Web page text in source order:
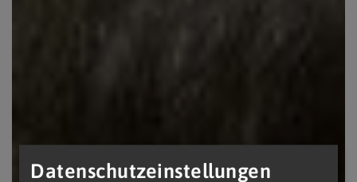
Datenschutzeinstellungen